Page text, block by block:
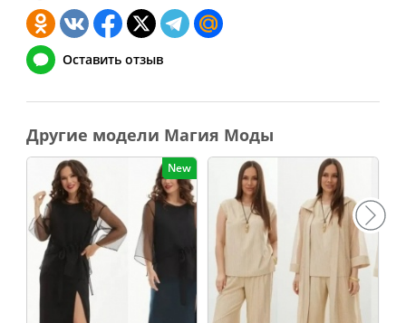
Оставить отзыв
Другие модели Магия Моды
New